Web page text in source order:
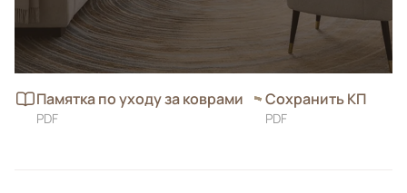
Памятка по уходу за коврами
PDF
Сохранить КП
PDF